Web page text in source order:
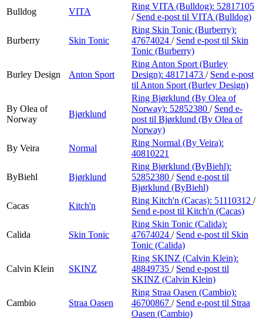
Bulldog
VITA
Ring VITA (Bulldog): 52817105
/ Send e-post til VITA (Bulldog)
Burberry Skin Tonic
Ring Skin Tonic (Burberry):
47674024 / Send e-post til Skin
Tonic (Burberry)
Burley Design Anton Sport
Ring Anton Sport (Burley
Design): 48171473 / Send e-post
til Anton Sport (Burley Design)
By Olea of
Norway
Bjørklund
Ring Bjørklund (By Olea of
Norway): 52852380 / Send e-
post til Bjørklund (By Olea of
Norway)
By Veira
Normal
Ring Normal (By Veira):
40810221
ByBiehl Bjørklund
Ring Bjørklund (ByBiehl):
52852380 / Send e-post til
Bjørklund (ByBiehl)
Cacas
Kitch'n
Ring Kitch'n (Cacas): 51110312 /
Send e-post til Kitch'n (Cacas)
Calida Skin Tonic
Ring Skin Tonic (Calida):
47674024 / Send e-post til Skin
Tonic (Calida)
Calvin Klein SKINZ
Ring SKINZ (Calvin Klein):
48849735 / Send e-post til
SKINZ (Calvin Klein)
Cambio Straa Oasen
Ring Straa Oasen (Cambio):
46700867 / Send e-post til Straa
Oasen (Cambio)